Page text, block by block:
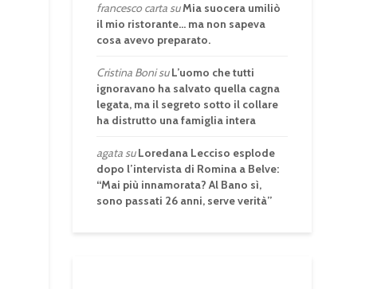
francesco cartasuMia suocera umiliò
il mio ristorante… ma non sapeva
cosa avevo preparato.
Cristina BonisuL’uomo che tutti
ignoravano ha salvato quella cagna
legata, ma il segreto sotto il collare
ha distrutto una famiglia intera
agatasuLoredana Lecciso esplode
dopo l’intervista di Romina a Belve:
“Mai più innamorata? Al Bano sì,
sono passati 26 anni, serve verità”